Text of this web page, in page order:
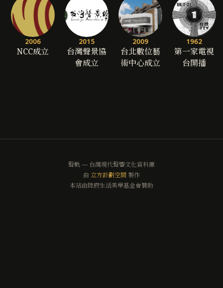
2006
NCC成立
2015
台灣聲景協
會成立
2009
台北數位藝
術中心成立
1962
第一家電視
台開播
聲軌 — 台灣現代聲響文化資料庫
由 立方計劃空間 製作
本站由陸府生活美學基金會贊助